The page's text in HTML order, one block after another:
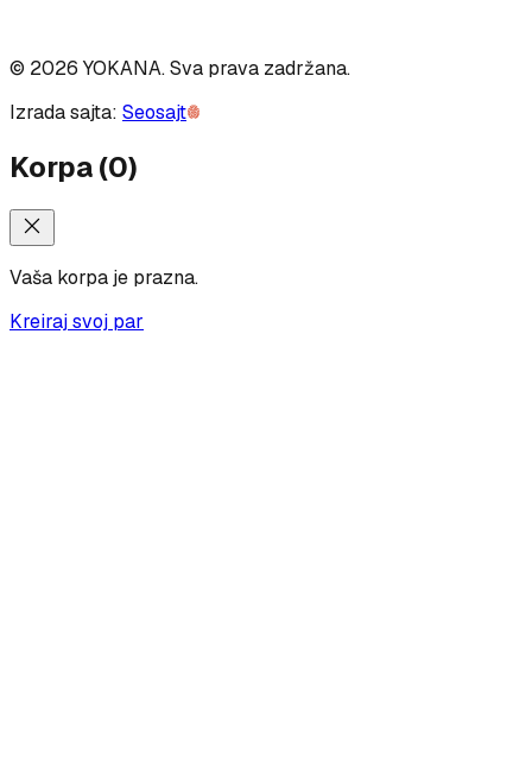
© 2026 YOKANA.Sva prava zadržana.
Izrada sajta: Seosajt
Korpa(0)
Vaša korpa je prazna.
Kreiraj svoj par